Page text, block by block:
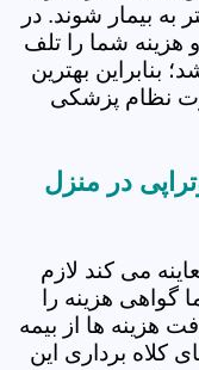
بیمار شوند. در
هزینه شما را تلف
بنابراین بهترین
نظام پزشکی
در منزل
می کند لازم
گواهی هزینه را
هزینه ها از بیمه
کلاه برداری این